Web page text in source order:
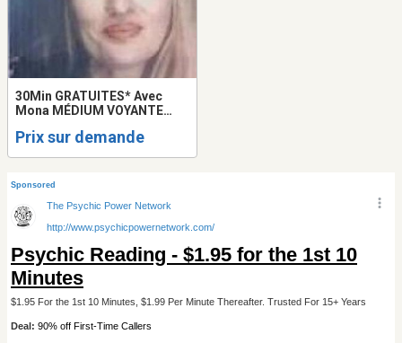
30Min GRATUITES* Avec
Mona MÉDIUM VOYANTE
READING FRANCE QUÉBEC
Prix sur demande